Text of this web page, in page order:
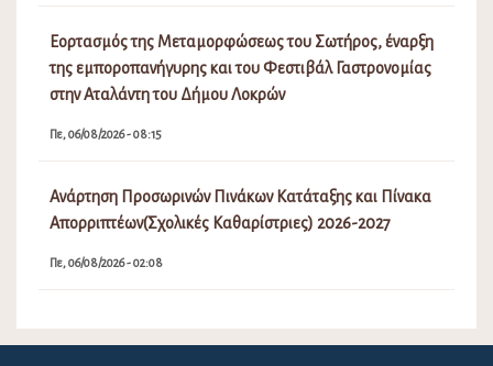
Εορτασμός της Μεταμορφώσεως του Σωτήρος, έναρξη
της εμποροπανήγυρης και του Φεστιβάλ Γαστρονομίας
στην Αταλάντη του Δήμου Λοκρών
Πε, 06/08/2026 - 08:15
Ανάρτηση Προσωρινών Πινάκων Κατάταξης και Πίνακα
Απορριπτέων(Σχολικές Καθαρίστριες) 2026-2027
Πε, 06/08/2026 - 02:08